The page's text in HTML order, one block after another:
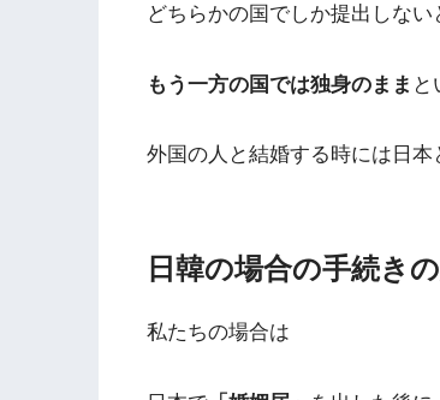
どちらかの国でしか提出しな
もう一方の国では独身のまま と
外国の人と結婚する時には日本
日韓の場合の手続き
私たちの場合は